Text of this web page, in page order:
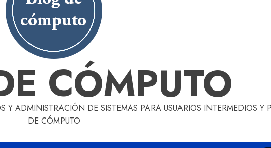
CÓMPUTO
Y ADMINISTRACIÓN DE SISTEMAS PARA USUARIOS INTERMEDIOS
DE CÓMPUTO